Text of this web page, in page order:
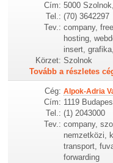
Cím: 5000
Tel.: (70) 3642297
Tev.: company,
hosting,
insert,
Körzet: Szolnok
Tovább a részletes
Cég: Alpok-Adria
Cím: 1119
Tel.: (1) 2043000
Tev.: company,
nemzetközi,
transport,
forwarding